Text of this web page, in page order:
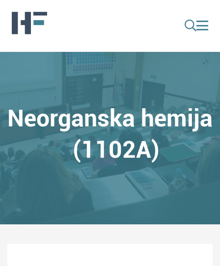
Neorganska hemija
(1102A)